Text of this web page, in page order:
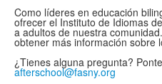
Como líderes en educación
ofrecer el Instituto de Idiomas
a adultos de nuestra
obtener más información sobre
¿Tienes alguna pregunta?
afterschool@fasny.org